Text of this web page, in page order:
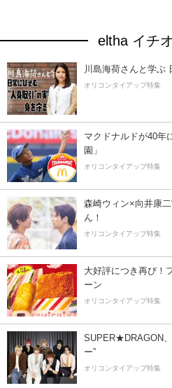
eltha イチ
川島海荷さんと学ぶ
オリコンタイアップ特集
マクドナルドが40年
園」
オリコンタイアップ特集
森崎ウィン×向井康
ん！
オリコンタイアップ特集
大好評につき再び！
ーン
オリコンタイアップ特集
SUPER★DRAGON
ー”
オリコンタイアップ特集